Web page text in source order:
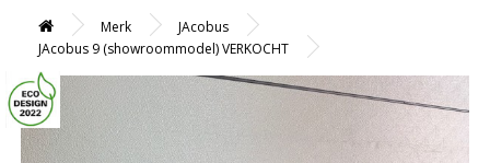
Merk
JAcobus
JAcobus 9 (showroommodel) VERKOCHT